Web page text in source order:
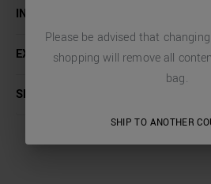
INSTRUCTIONS DE LAVAGE
EXPÉDITION ET RETOURS
SERVICE CLIENT
Please be advised that
shopping will remove all
bag.
SHIP TO ANOTHER